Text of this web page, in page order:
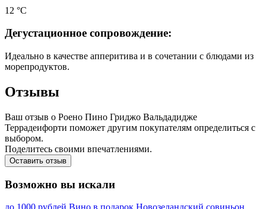
12 °С
Дегустационное сопровождение:
Идеально в качестве апперитива и в сочетании с блюдами из
морепродуктов.
Отзывы
Ваш отзыв о Роено Пино Гриджо Вальдадидже
Террадеифорти поможет другим покупателям определиться с
выбором.
Поделитесь своими впечатлениями.
Оставить отзыв
Возможно вы искали